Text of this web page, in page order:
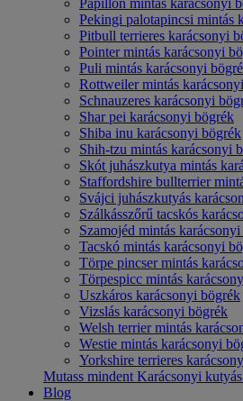
Papillon mintás karácsonyi
Pekingi palotapincsi mintás
Pitbull terrieres karácsonyi
Pointer mintás karácsonyi
Puli mintás karácsonyi
Rottweiler mintás
Schnauzeres karácsonyi
Shar pei karácsonyi bögrék
Shiba inu karácsonyi bögrék
Shih-tzu mintás karácsonyi
Skót juhászkutya mintás
Staffordshire bullterrier
Svájci juhászkutyás
Szálkásszőrű tacskós
Szamojéd mintás
Tacskó mintás karácsonyi
Törpe pincser mintás
Törpespicc mintás
Uszkáros karácsonyi bögrék
Vizslás karácsonyi bögrék
Welsh terrier mintás
Westie mintás karácsonyi
Yorkshire terrieres
Mutass mindent Karácsonyi
Blog